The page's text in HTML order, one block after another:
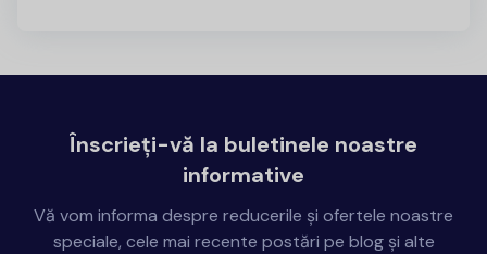
Înscrieți-vă la buletinele noastre
informative
Vă vom informa despre reducerile și ofertele noastre
speciale, cele mai recente postări pe blog și alte